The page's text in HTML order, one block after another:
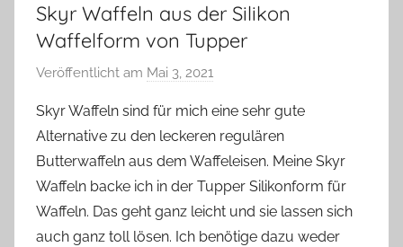
Skyr Waffeln aus der Silikon
Waffelform von Tupper
Veröffentlicht am Mai 3, 2021
n
Y
v
o
n
n
Skyr Waffeln sind für mich eine sehr gute
Alternative zu den leckeren regulären
Butterwaffeln aus dem Waffeleisen. Meine Skyr
Waffeln backe ich in der Tupper Silikonform für
Waffeln. Das geht ganz leicht und sie lassen sich
auch ganz toll lösen. Ich benötige dazu weder